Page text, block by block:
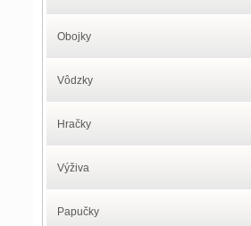
Obojky
Vôdzky
Hračky
Výživa
Papučky